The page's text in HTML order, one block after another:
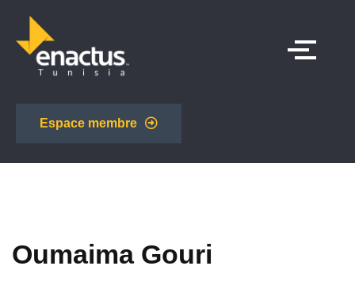
Espace membre
Oumaima Gouri